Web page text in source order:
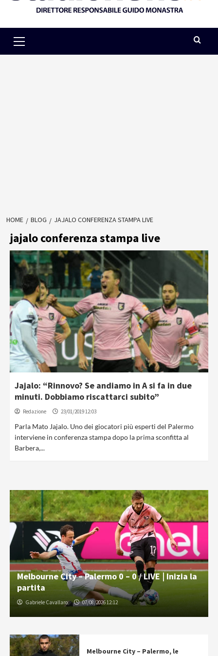
Menu
HOME BLOG JAJALO CONFERENZA STAMPA LIVE
jajalo conferenza stampa live
Jajalo: “Rinnovo? Se andiamo in A si fa in due
minuti. Dobbiamo riscattarci subito”
Redazione 23/01/2019 12:03
Parla Mato Jajalo. Uno dei giocatori più esperti del Palermo
interviene in conferenza stampa dopo la prima sconfitta al
Barbera,...
Melbourne City – Palermo 0 – 0 / LIVE | Inizia la
partita
Gabriele Cavallaro 07/08/2026 12:12
Melbourne City – Palermo, le